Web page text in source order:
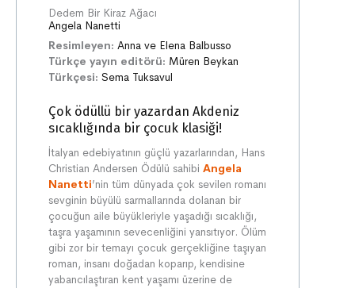
Dedem Bir Kiraz Ağacı
Angela Nanetti
Resimleyen: Anna ve Elena Balbusso
Türkçe yayın editörü: Müren Beykan
Türkçesi: Sema Tuksavul
Çok ödüllü bir yazardan Akdeniz
sıcaklığında bir çocuk klasiği!
İtalyan edebiyatının güçlü yazarlarından, Hans
Christian Andersen Ödülü sahibi Angela
Nanetti’nin tüm dünyada çok sevilen romanı
sevginin büyülü sarmallarında dolanan bir
çocuğun aile büyükleriyle yaşadığı sıcaklığı,
taşra yaşamının sevecenliğini yansıtıyor. Ölüm
gibi zor bir temayı çocuk gerçekliğine taşıyan
roman, insanı doğadan koparıp, kendisine
yabancılaştıran kent yaşamı üzerine de